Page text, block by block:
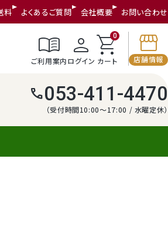
料 よくあるご質問 会社概要 お問い合わせ
menu_book
ご利用案内
person
ログイン
shopping_cart
0
カート
storefront
店舗情報
call053-411-4470
（受付時間10:00～17:00 / 水曜定休）